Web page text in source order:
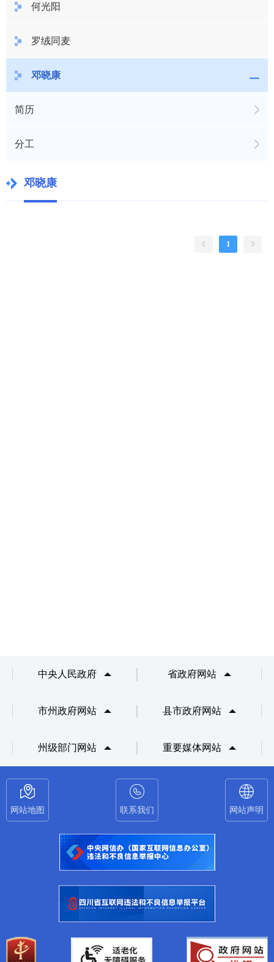
何光阳
罗绒同麦
邓晓康
简历
分工
邓晓康
1
中央人民政府 省政府网站
市州政府网站 县市政府网站
州级部门网站 重要媒体网站
网站地图 联系我们 网站声明